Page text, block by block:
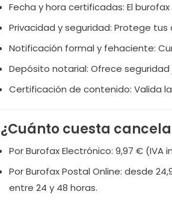
Fecha y hora certificadas: El
Privacidad y seguridad: Protege
Notificación formal y fehaciente:
Depósito notarial: Ofrece
Certificación de contenido: Valida
¿Cuánto cuesta
Por Burofax Electrónico: 9,97 €
Por Burofax Postal Online: desde
entre 24 y 48 horas.